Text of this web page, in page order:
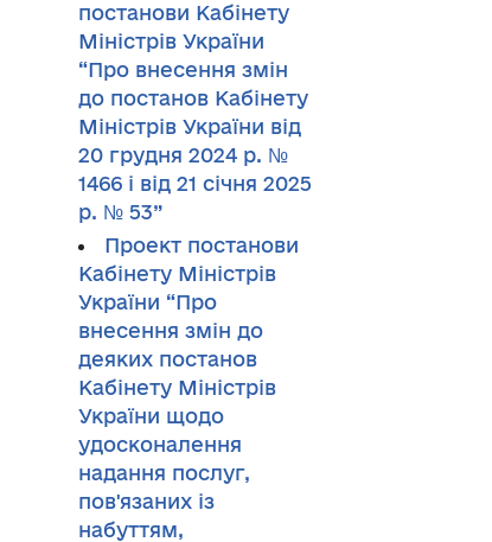
постанови Кабінету
Міністрів України
“Про внесення змін
до постанов Кабінету
Міністрів України від
20 грудня 2024 р. №
1466 і від 21 січня 2025
р. № 53”
Проект постанови
Кабінету Міністрів
України “Про
внесення змін до
деяких постанов
Кабінету Міністрів
України щодо
удосконалення
надання послуг,
пов'язаних із
набуттям,